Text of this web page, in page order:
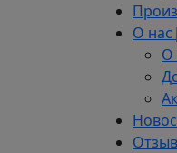
О нас
О